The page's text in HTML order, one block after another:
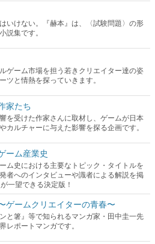
いけない。『赫本』は、〈試験問題〉の形
説集です。
ゲーム市場を担う若きクリエイター達の姿
ツと情熱を探っていきます。
家たち
を受けた作家さんに取材し、ゲームが日本
カルチャーに与えた影響を探る企画です。
ーム産業史
ム史における主要なトピック・タイトルを
者へのインタビューや識者による解説を掲
一望できる決定版！
ゲームクリエイターの青春〜
と箸』等で知られるマンガ家・田中圭一先
レポートマンガです。